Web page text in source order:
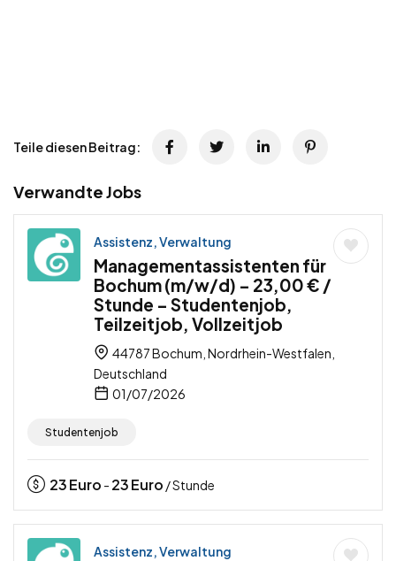
Teile diesen Beitrag:
Verwandte Jobs
Assistenz, Verwaltung
Managementassistenten für
Bochum (m/w/d) – 23,00 € /
Stunde – Studentenjob,
Teilzeitjob, Vollzeitjob
44787 Bochum, Nordrhein-Westfalen,
Deutschland
01/07/2026
Studentenjob
23Euro - 23Euro / Stunde
Assistenz, Verwaltung